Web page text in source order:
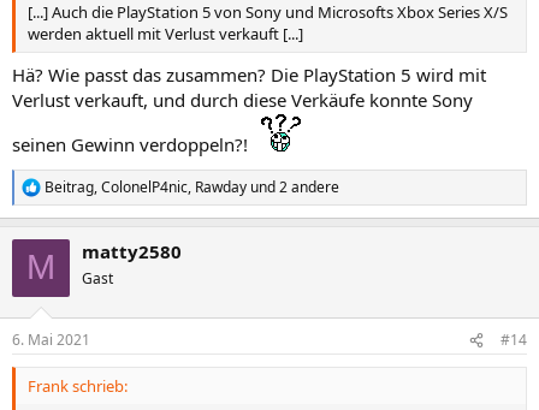
[...] Auch die PlayStation 5 von Sony und Microsofts Xbox Series X/S
werden aktuell mit Verlust verkauft [...]
Hä? Wie passt das zusammen? Die PlayStation 5 wird mit
Verlust verkauft, und durch diese Verkäufe konnte Sony
seinen Gewinn verdoppeln?!
R
e
e
n
Beitrag,ColonelP4nic, Rawday und 2 andere
M matty2580
Gast
6. Mai 2021 #14
Frank schrieb: